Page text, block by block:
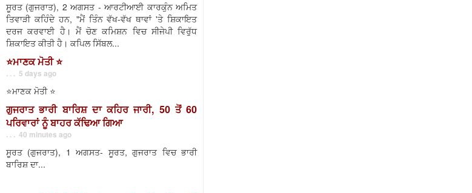
ਸੂਰਤ (ਗੁਜਰਾਤ), 2 ਅਗਸਤ - ਆਰਟੀਆਈ ਕਾਰਕੁੰਨ ਅਮਿਤ
ਤਿਵਾੜੀ ਕਹਿੰਦੇ ਹਨ, "ਮੈਂ ਤਿੰਨ ਵੱਖ-ਵੱਖ ਥਾਵਾਂ 'ਤੇ ਸ਼ਿਕਾਇਤ
ਦਰਜ ਕਰਵਾਈ ਹੈ। ਮੈਂ ਚੋਣ ਕਮਿਸ਼ਨ ਵਿਚ ਸੀਜੇਪੀ ਵਿਰੁੱਧ
ਸ਼ਿਕਾਇਤ ਕੀਤੀ ਹੈ। ਕਪਿਲ ਸਿੱਬਲ...
⭐️ਮਾਣਕ ਮੋਤੀ ⭐️
. . . 5 days ago
⭐️ਮਾਣਕ ਮੋਤੀ ⭐️
ਗੁਜਰਾਤ ਭਾਰੀ ਬਾਰਿਸ਼ ਦਾ ਕਹਿਰ ਜਾਰੀ, 50 ਤੋਂ 60
ਪਰਿਵਾਰਾਂ ਨੂੰ ਬਾਹਰ ਕੱਢਿਆ ਗਿਆ
. . . 40 minutes ago
ਸੂਰਤ (ਗੁਜਰਾਤ), 1 ਅਗਸਤ- ਸੂਰਤ, ਗੁਜਰਾਤ ਵਿਚ ਭਾਰੀ
ਬਾਰਿਸ਼ ਦਾ...